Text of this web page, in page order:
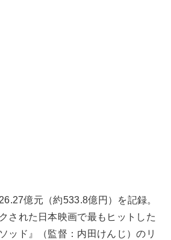
億元（約533.8億円）を記録。
された日本映画で最もヒットした
ッド』（監督：内田けんじ）のリ